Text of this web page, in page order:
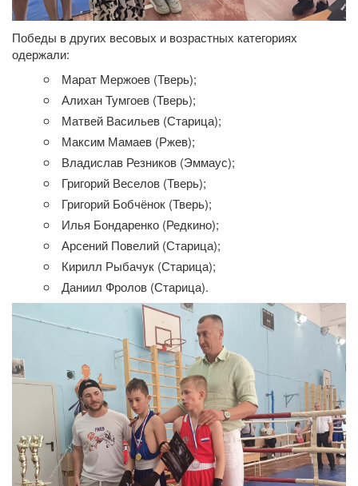
Победы в других весовых и возрастных категориях
одержали:
Марат Мержоев (Тверь);
АлиханТумгоев (Тверь);
Матвей Васильев (Старица);
Максим Мамаев (Ржев);
Владислав Резников (Эммаус);
Григорий Веселов (Тверь);
Григорий Бобчёнок (Тверь);
Илья Бондаренко (Редкино);
Арсений Повелий (Старица);
Кирилл Рыбачук (Старица);
Даниил Фролов (Старица).